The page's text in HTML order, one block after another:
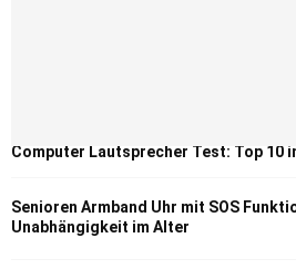
Computer Lautsprecher Test: Top 10
Senioren Armband Uhr mit SOS
Unabhängigkeit im Alter